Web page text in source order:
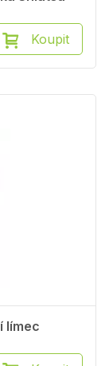
Koupit
límec